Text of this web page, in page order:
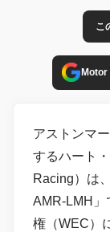
こ
Motor
アストンマ
するハート
Racing）は
AMR-LMH」
権（WEC）